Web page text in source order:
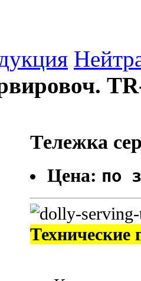
Тележка
Цена: по
Технические